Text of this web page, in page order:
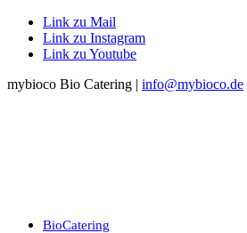
Link zu Mail
Link zu Instagram
Link zu Youtube
mybioco Bio Catering | info@mybioco.de
BioCatering